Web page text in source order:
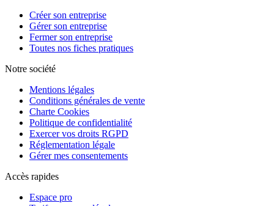
Créer son entreprise
Gérer son entreprise
Fermer son entreprise
Toutes nos fiches pratiques
Notre société
Mentions légales
Conditions générales de vente
Charte Cookies
Politique de confidentialité
Exercer vos droits RGPD
Réglementation légale
Gérer mes consentements
Accès rapides
Espace pro